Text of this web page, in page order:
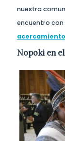
nuestra
encuentro con
acercamiento
Nopoki en